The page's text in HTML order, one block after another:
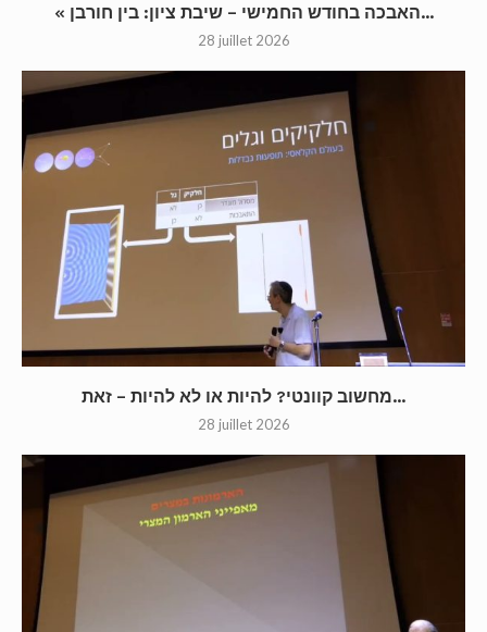
« האבכה בחודש החמישי – שיבת ציון: בין חורבן...
28 juillet 2026
מחשוב קוונטי? להיות או לא להיות – זאת...
28 juillet 2026